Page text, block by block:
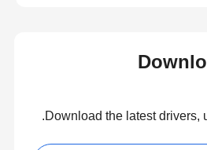
Download the latest drivers,